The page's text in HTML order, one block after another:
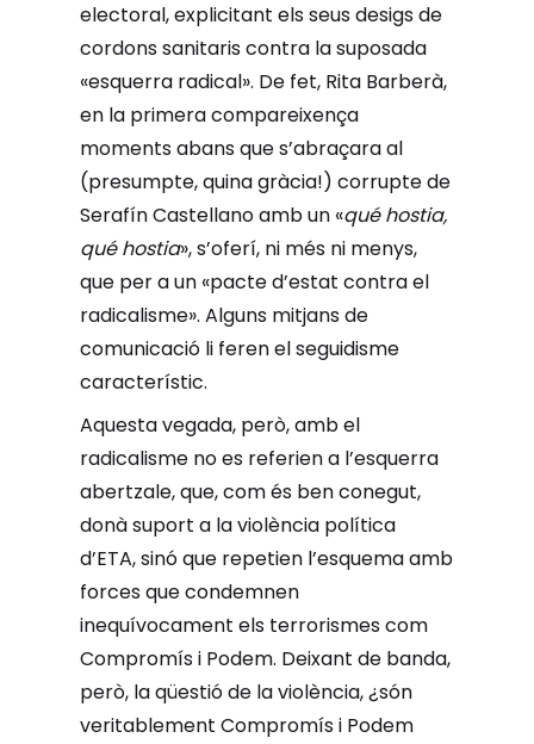
electoral, explicitant els seus desigs de
cordons sanitaris contra la suposada
«esquerra radical». De fet, Rita Barberà,
en la primera compareixença
moments abans que s’abraçara al
(presumpte, quina gràcia!) corrupte de
Serafín Castellano amb un «qué hostia,
qué hostia», s’oferí, ni més ni menys,
que per a un «pacte d’estat contra el
radicalisme». Alguns mitjans de
comunicació li feren el seguidisme
característic.
Aquesta vegada, però, amb el
radicalisme no es referien a l’esquerra
abertzale, que, com és ben conegut,
donà suport a la violència política
d’ETA, sinó que repetien l’esquema amb
forces que condemnen
inequívocament els terrorismes com
Compromís i Podem. Deixant de banda,
però, la qüestió de la violència, ¿són
veritablement Compromís i Podem